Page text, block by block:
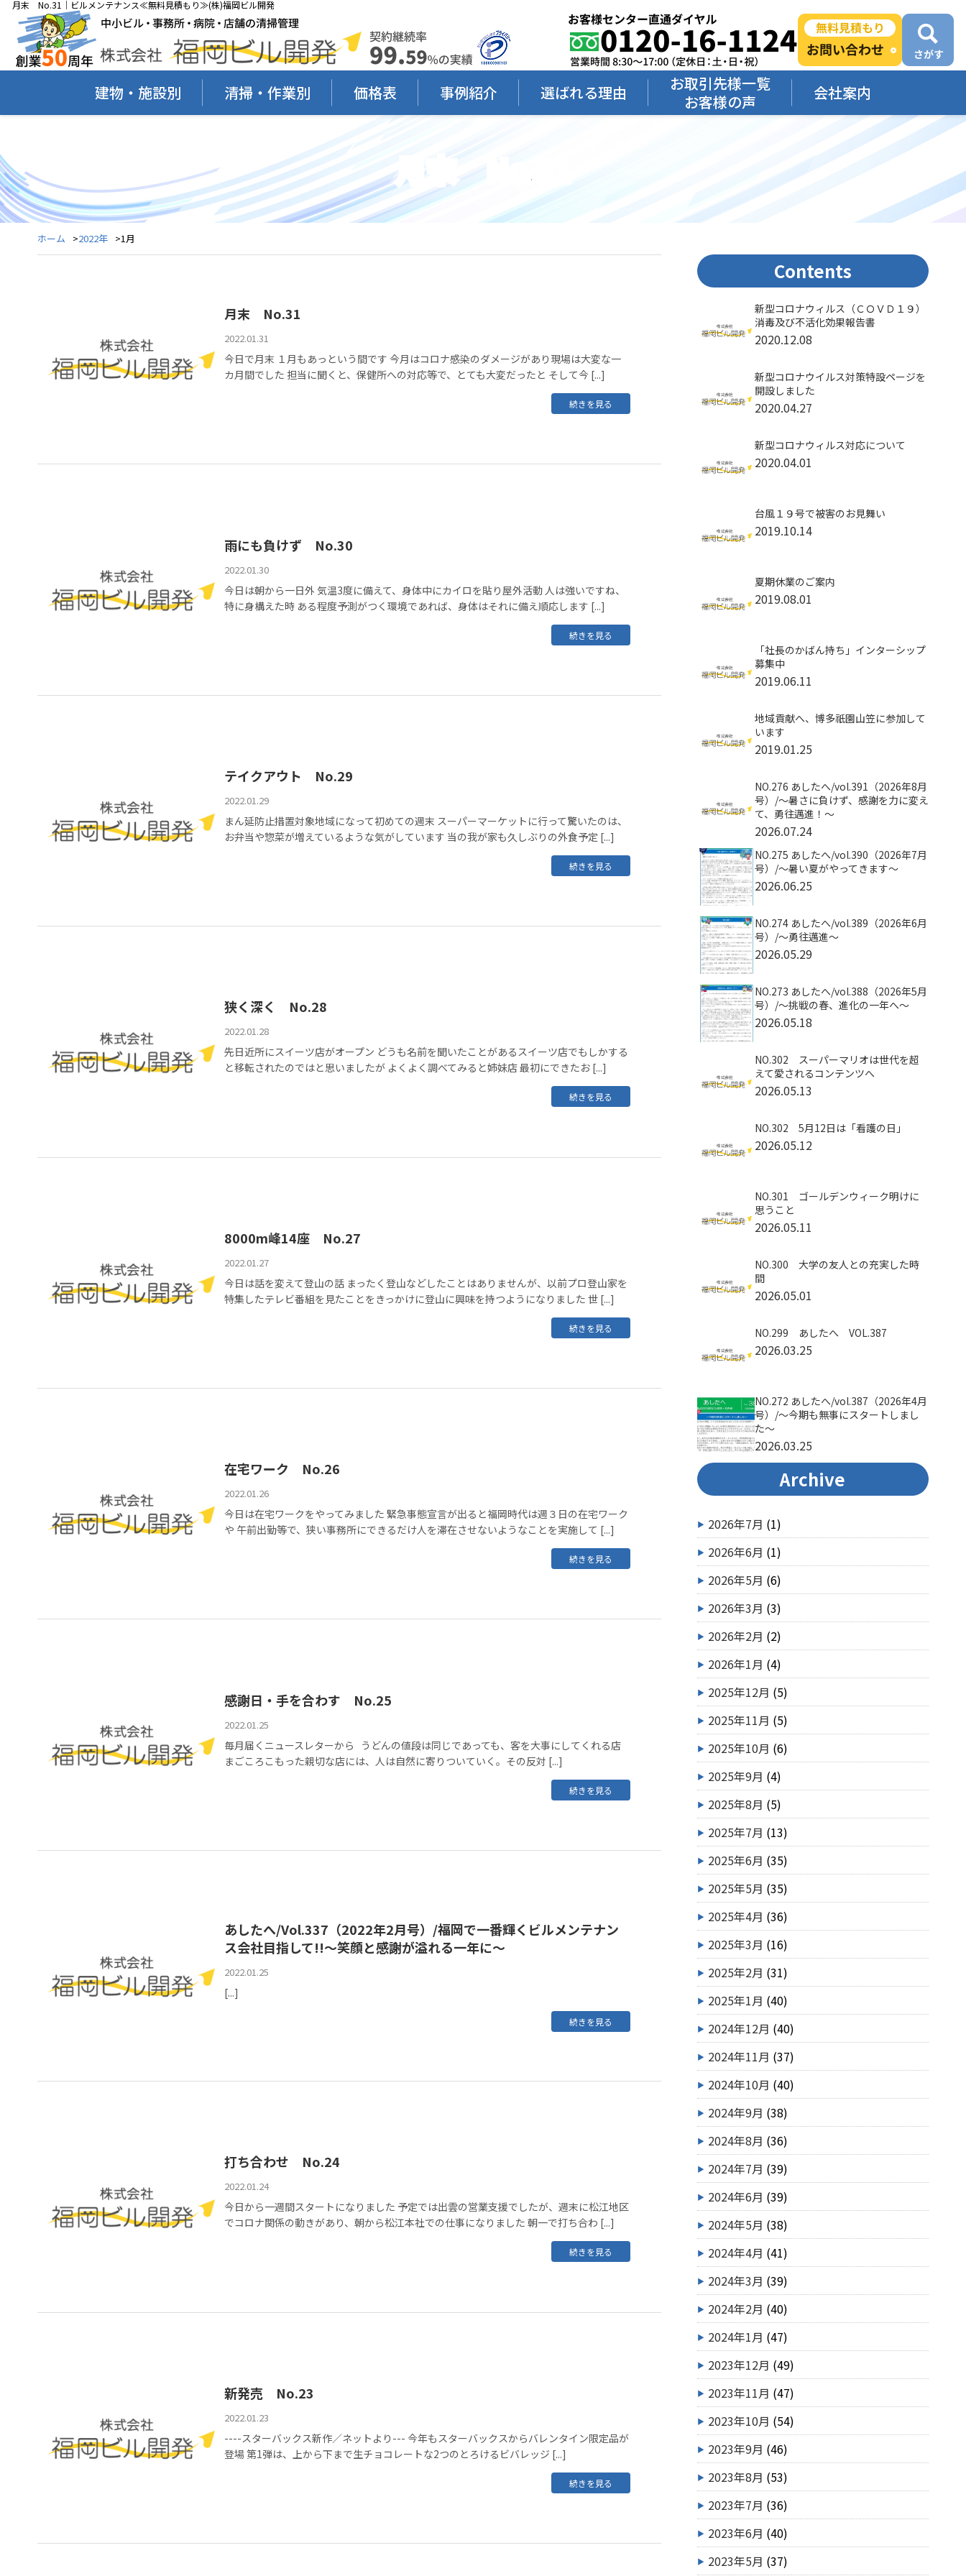
月末 No.31｜ビルメンテナンス≪無料見積もり≫(株)福岡ビル開発
建物・施設別 清掃・作業別 価格表 事例紹介 選ばれる理由
お取引先様一覧
お客様の声
会社案内
月末 No.31
ホーム 2022年 1月
月末 No.31
2022.01.31
今日で月末 １月もあっという間です 今月はコロナ感染のダメージがあり現場は大変な一
カ月間でした 担当に聞くと、保健所への対応等で、とても大変だったと そして今 [...]
続きを見る
雨にも負けず No.30
2022.01.30
今日は朝から一日外 気温3度に備えて、身体中にカイロを貼り屋外活動 人は強いですね、
特に身構えた時 ある程度予測がつく環境であれば、身体はそれに備え順応します [...]
続きを見る
テイクアウト No.29
2022.01.29
まん延防止措置対象地域になって初めての週末 スーパーマーケットに行って驚いたのは、
お弁当や惣菜が増えているような気がしています 当の我が家も久しぶりの外食予定 [...]
続きを見る
狭く深く No.28
2022.01.28
先日近所にスイーツ店がオープン どうも名前を聞いたことがあるスイーツ店でもしかする
と移転されたのではと思いましたが よくよく調べてみると姉妹店 最初にできたお [...]
続きを見る
8000m峰14座 No.27
2022.01.27
今日は話を変えて登山の話 まったく登山などしたことはありませんが、以前プロ登山家を
特集したテレビ番組を見たことをきっかけに登山に興味を持つようになりました 世 [...]
続きを見る
在宅ワーク No.26
2022.01.26
今日は在宅ワークをやってみました 緊急事態宣言が出ると福岡時代は週３日の在宅ワーク
や 午前出勤等で、狭い事務所にできるだけ人を滞在させないようなことを実施して [...]
続きを見る
感謝日・手を合わす No.25
2022.01.25
毎月届くニュースレターから うどんの値段は同じであっても、客を大事にしてくれる店
まごころこもった親切な店には、人は自然に寄りついていく。その反対 [...]
続きを見る
あしたへ/Vol.337（2022年2月号）/福岡で一番輝くビルメンテナン
ス会社目指して!!～笑顔と感謝が溢れる一年に～
2022.01.25
[...]
続きを見る
打ち合わせ No.24
2022.01.24
今日から一週間スタートになりました 予定では出雲の営業支援でしたが、週末に松江地区
でコロナ関係の動きがあり、朝から松江本社での仕事になりました 朝一で打ち合わ [...]
続きを見る
新発売 No.23
2022.01.23
----スターバックス新作／ネットより--- 今年もスターバックスからバレンタイン限定品が
登場 第1弾は、上から下まで生チョコレートな2つのとろけるビバレッジ [...]
続きを見る
Contents
新型コロナウィルス（ＣＯＶＤ１９）
消毒及び不活化効果報告書
2020.12.08
新型コロナウイルス対策特設ページを
開設しました
2020.04.27
新型コロナウィルス対応について
2020.04.01
台風１９号で被害のお見舞い
2019.10.14
夏期休業のご案内
2019.08.01
「社長のかばん持ち」インターシップ
募集中
2019.06.11
地域貢献へ、博多祇園山笠に参加して
います
2019.01.25
NO.276 あしたへ/vol.391（2026年8月
号）/〜暑さに負けず、感謝を力に変え
て、勇往邁進！〜
2026.07.24
NO.275 あしたへ/vol.390（2026年7月
号）/～暑い夏がやってきます～
2026.06.25
NO.274 あしたへ/vol.389（2026年6月
号）/～勇往邁進～
2026.05.29
NO.273 あしたへ/vol.388（2026年5月
号）/～挑戦の春、進化の一年へ～
2026.05.18
NO.302 スーパーマリオは世代を超
えて愛されるコンテンツへ
2026.05.13
NO.302 5月12日は「看護の日」
2026.05.12
NO.301 ゴールデンウィーク明けに
思うこと
2026.05.11
NO.300 大学の友人との充実した時
間
2026.05.01
NO.299 あしたへ VOL.387
2026.03.25
NO.272 あしたへ/vol.387（2026年4月
号）/～今期も無事にスタートしまし
た～
2026.03.25
Archive
2026年7月 (1)
2026年6月 (1)
2026年5月 (6)
2026年3月 (3)
2026年2月 (2)
2026年1月 (4)
2025年12月 (5)
2025年11月 (5)
2025年10月 (6)
2025年9月 (4)
2025年8月 (5)
2025年7月 (13)
2025年6月 (35)
2025年5月 (35)
2025年4月 (36)
2025年3月 (16)
2025年2月 (31)
2025年1月 (40)
2024年12月 (40)
2024年11月 (37)
2024年10月 (40)
2024年9月 (38)
2024年8月 (36)
2024年7月 (39)
2024年6月 (39)
2024年5月 (38)
2024年4月 (41)
2024年3月 (39)
2024年2月 (40)
2024年1月 (47)
2023年12月 (49)
2023年11月 (47)
2023年10月 (54)
2023年9月 (46)
2023年8月 (53)
2023年7月 (36)
2023年6月 (40)
2023年5月 (37)